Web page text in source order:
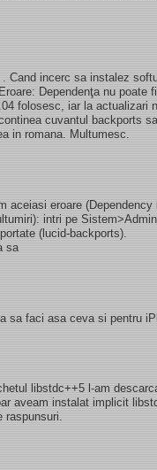
Cand incerc sa instalez
Dependenţa nu poate
folosesc, iar la actualizari
cuvantul backports
in romana. Multumesc.
aceiasi eroare
intri pe
(lucid-backports).
sa
sa faci asa ceva si pentru
libstdc++5 l-am
aveam instalat implicit
raspunsuri.